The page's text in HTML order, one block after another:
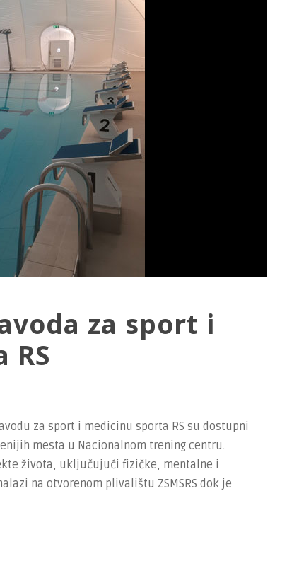
za sport i
za sport i medicinu sporta RS su dostupni
mesta u Nacionalnom trening centru.
života, uključujući fizičke, mentalne i
na otvorenom plivalištu ZSMSRS dok je